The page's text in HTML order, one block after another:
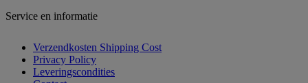
Service en informatie
Verzendkosten Shipping Cost
Privacy Policy
Leveringscondities